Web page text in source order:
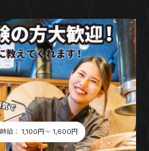
時給： 1,100円〜 1,600円